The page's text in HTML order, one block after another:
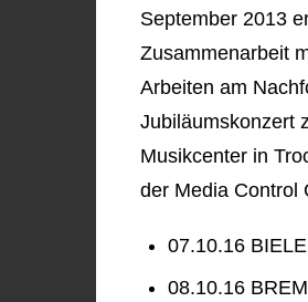
September 2013
Zusammenarbeit
Arbeiten am
Jubiläumskonzert
Musikcenter in
der Media Control
07.10.16
08.10.16